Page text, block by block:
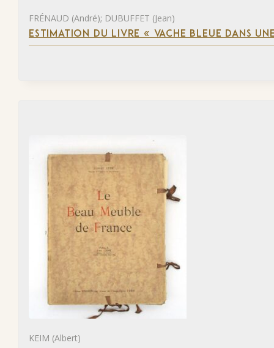
FRÉNAUD (André); DUBUFFET (Jean)
ESTIMATION DU LIVRE « VACHE BLEUE DANS
KEIM (Albert)